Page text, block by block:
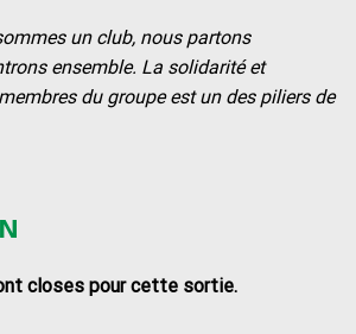
un club, nous partons
ensemble. La solidarité et
du groupe est un des piliers de
closes pour cette sortie.